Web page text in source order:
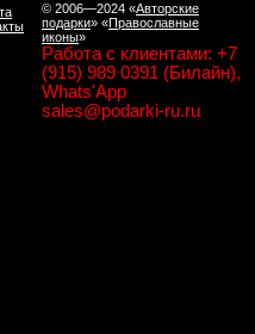
© 2006—2024 «Авторские
подарки» «Православные
иконы»
Работа с клиентами: +7
(915) 989 0391 (Билайн),
Whats'App
sales@podarki-ru.ru